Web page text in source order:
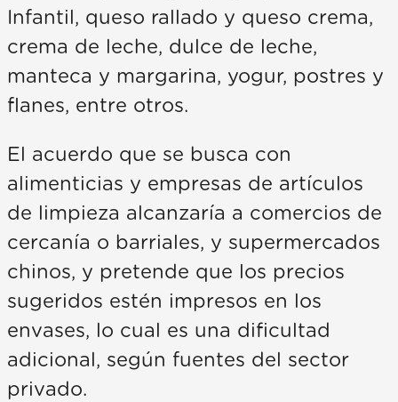
Infantil, queso rallado y queso crema,
crema de leche, dulce de leche,
manteca y margarina, yogur, postres y
flanes, entre otros.
El acuerdo que se busca con
alimenticias y empresas de artículos
de limpieza alcanzaría a comercios de
cercanía o barriales, y supermercados
chinos, y pretende que los precios
sugeridos estén impresos en los
envases, lo cual es una dificultad
adicional, según fuentes del sector
privado.